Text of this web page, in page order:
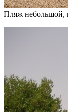
Пляж небольшой,